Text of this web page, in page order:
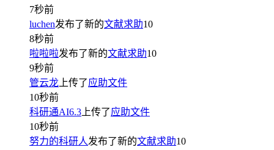
7秒前
luchen发布了新的文献求助10
8秒前
啦啦啦发布了新的文献求助10
9秒前
管云龙 上传了应助文件
10秒前
科研通AI6.3 上传了应助文件
10秒前
努力的科研人发布了新的文献求助10